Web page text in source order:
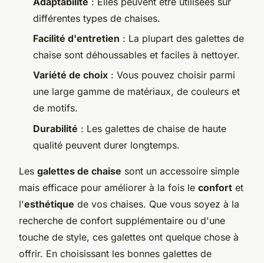
différentes types de chaises.
Facilité d'entretien : La plupart des galettes de
chaise sont déhoussables et faciles à nettoyer.
Variété de choix : Vous pouvez choisir parmi
une large gamme de matériaux, de couleurs et
de motifs.
Durabilité : Les galettes de chaise de haute
qualité peuvent durer longtemps.
Les galettes de chaise sont un accessoire simple
mais efficace pour améliorer à la fois le confort et
l'esthétique de vos chaises. Que vous soyez à la
recherche de confort supplémentaire ou d'une
touche de style, ces galettes ont quelque chose à
offrir. En choisissant les bonnes galettes de